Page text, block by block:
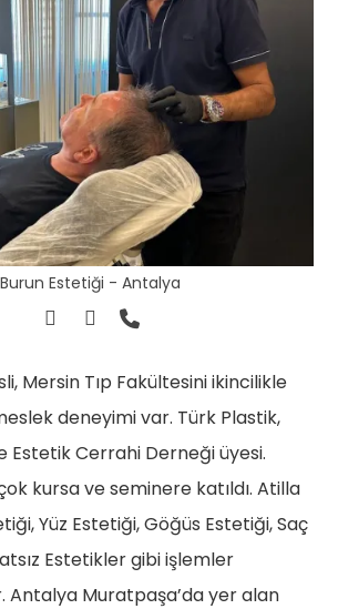
Burun Estetiği - Antalya
Mersin Tıp Fakültesini ikincilikle
deneyimi var. Türk Plastik,
Estetik Cerrahi Derneği üyesi.
kursa ve seminere katıldı. Atilla
Yüz Estetiği, Göğüs Estetiği, Saç
Estetikler gibi işlemler
Antalya Muratpaşa’da yer alan